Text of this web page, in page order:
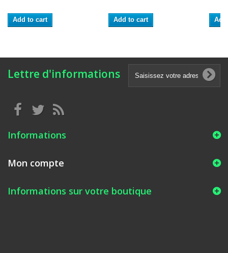
Add to cart Add to cart
Lettre d'informations
Informations
Mon compte
Informations sur votre boutique